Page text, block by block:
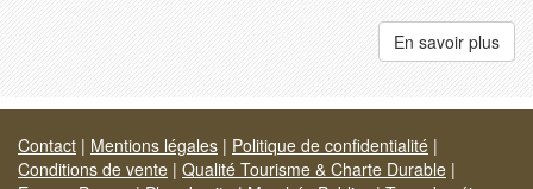
En savoir plus
Contact | Mentions légales | Politique de confidentialité |
Conditions de vente | Qualité Tourisme & Charte Durable |